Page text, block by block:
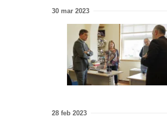
30 mar 2023
28 feb 2023